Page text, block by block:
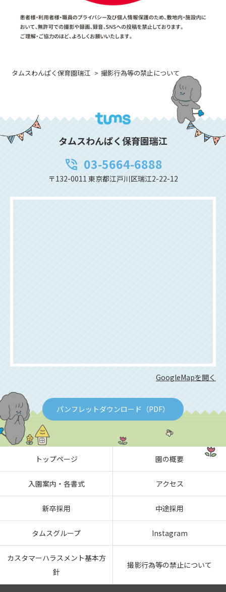
タムスわんぱく保育園瑞江 撮影行為等の禁止について
タムスわんぱく保育園瑞江
phone_in_talk 03-5664-6888
〒132-0011 東京都江戸川区瑞江2-22-12
GoogleMapを開く
パンフレットダウンロード（PDF）
トップページ 園の概要
入園案内・各書式 アクセス
新卒採用 中途採用
タムスグループ Instagram
カスタマーハラスメント基本方
針
撮影行為等の禁止について